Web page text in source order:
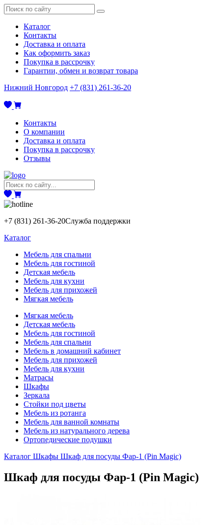
Каталог
Контакты
Доставка и оплата
Как оформить заказ
Покупка в рассрочку
Гарантии, обмен и возврат товара
Нижний Новгород +7 (831) 261-36-20
Контакты
О компании
Доставка и оплата
Покупка в рассрочку
Отзывы
+7 (831) 261-36-20Служба поддержки
Каталог
Мебель для спальни
Мебель для гостиной
Детская мебель
Мебель для кухни
Мебель для прихожей
Мягкая мебель
Мягкая мебель
Детская мебель
Мебель для гостиной
Мебель для спальни
Мебель в домашний кабинет
Мебель для прихожей
Мебель для кухни
Матрасы
Шкафы
Зеркала
Стойки под цветы
Мебель из ротанга
Мебель для ванной комнаты
Мебель из натурального дерева
Ортопедические подушки
Каталог Шкафы Шкаф для посуды Фар-1 (Pin Magic)
Шкаф для посуды Фар-1 (Pin Magic)